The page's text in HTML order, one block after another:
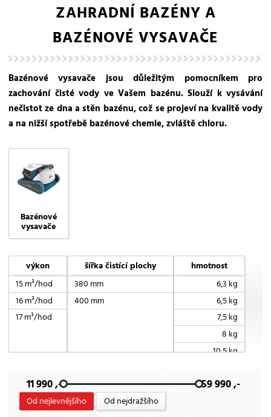
ZAHRADNÍ BAZÉNY A
BAZÉNOVÉ VYSAVAČE
Bazénové vysavače jsou důležitým pomocníkem pro
zachování čisté vody ve Vašem bazénu. Slouží k vysávání
nečistot ze dna a stěn bazénu, což se projeví na kvalitě vody
a na nižší spotřebě bazénové chemie, zvláště chloru.
Bazénové
vysavače
výkon
15 m³/hod
16 m³/hod
17 m³/hod
šířka čistící plochy
380 mm
400 mm
hmotnost
6,3 kg
6,5 kg
7,5 kg
8 kg
10,5 kg
11 kg
11,5 kg
11 990 ,- 59 990 ,-
Od nejlevnějšího Od nejdražšího